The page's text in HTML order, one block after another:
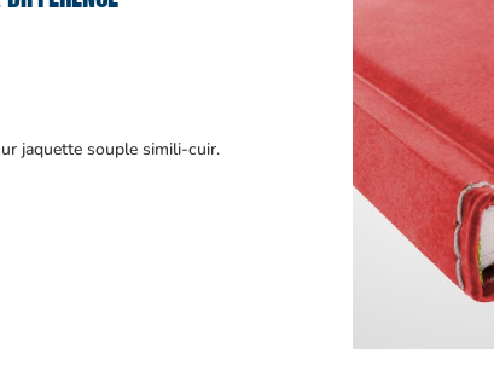
jaquette souple simili-cuir.